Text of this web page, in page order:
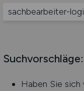
sachbearbeiter-
Suchvorschläge:
Haben Sie